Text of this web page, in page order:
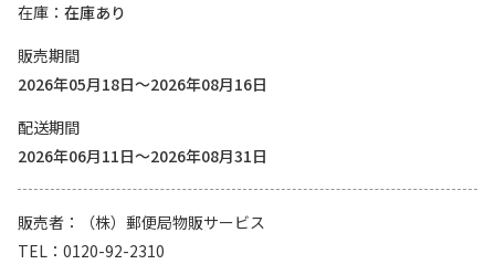
在庫
在庫あり
販売期間
2026年05月18日～2026年08月16日
配送期間
2026年06月11日～2026年08月31日
販売者
（株）郵便局物販サービス
TEL
0120-92-2310